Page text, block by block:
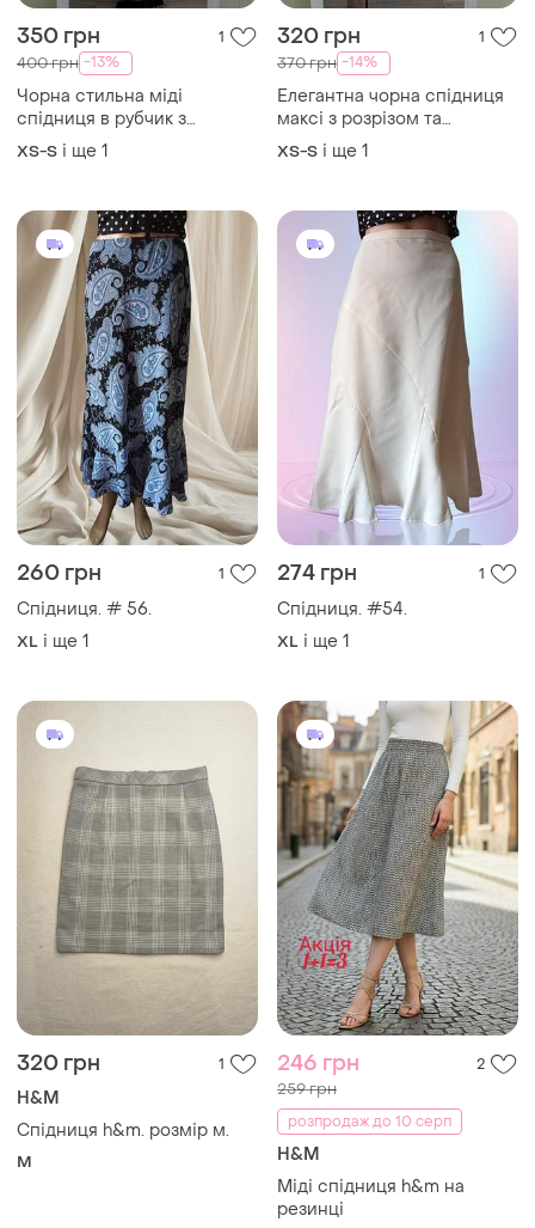
350 грн 1
400 грн -13%
Чорна стильна міді
спідниця в рубчик з
високим розрізом
XS-S і ще 1
320 грн 1
370 грн -14%
Елегантна чорна спідниця
максі з розрізом та
драпуванням
XS-S і ще 1
260 грн 1
Спідниця. # 56.
XL і ще 1
274 грн 1
Спідниця. #54.
XL і ще 1
320 грн 1
H&M
Спідниця h&m. розмір м.
M
246 грн 2
259 грн
розпродаж до 10 серп
H&M
Міді спідниця h&m на
резинці